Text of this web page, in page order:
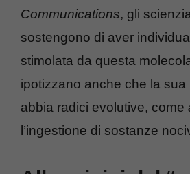
Communications, gli
sostengono di aver
stimolata da questa
ipotizzano anche che la sua
abbia radici evolutive, come
l’ingestione di sostanze